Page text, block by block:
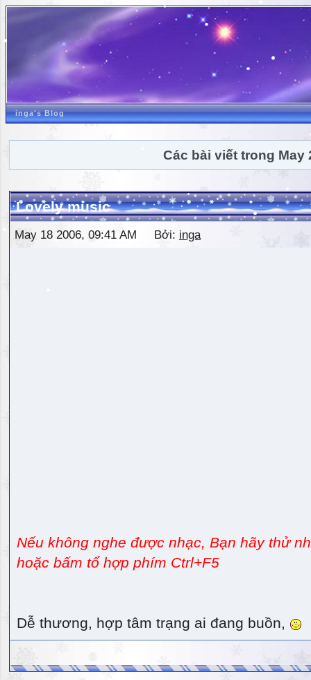
inga's Blog
Các bài viết trong May
Lovely music
May 18 2006, 09:41 AM Bởi: inga
Nếu không nghe được nhạc, Bạn hãy thử
hoặc bấm tổ hợp phím Ctrl+F5
Dễ thương, hợp tâm trạng ai đang buồn,